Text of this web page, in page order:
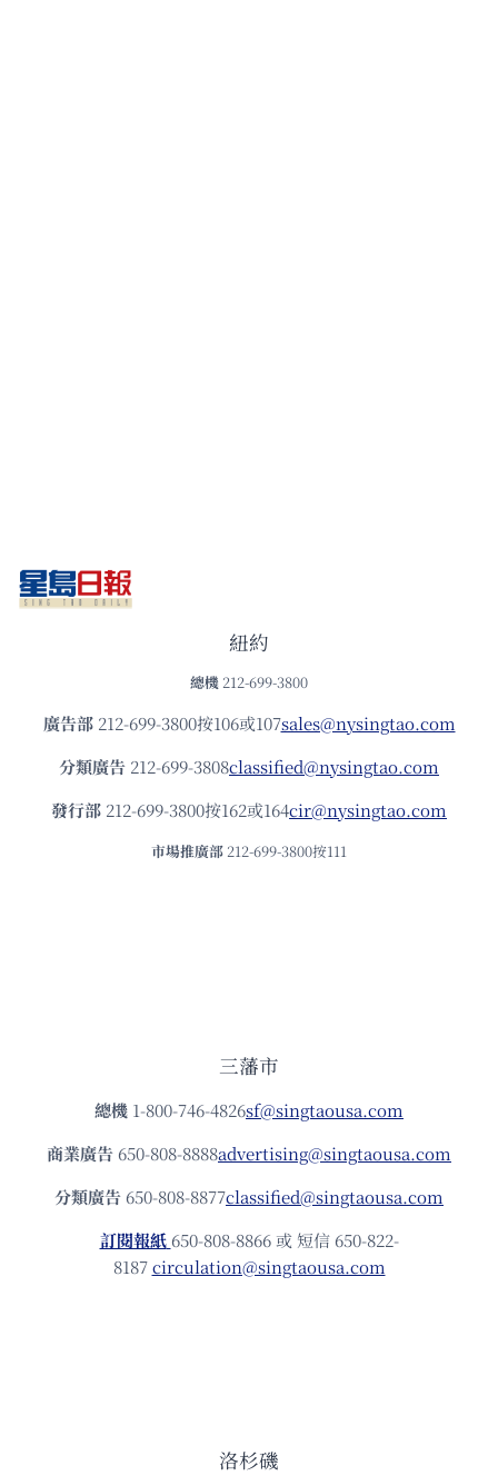
紐約
總機 212-699-3800
廣告部212-699-3800按106或107sales@nysingtao.com
分類廣告 212-699-3808classified@nysingtao.com
發⾏部 212-699-3800按162或164cir@nysingtao.com
市場推廣部 212-699-3800按111
三藩市
總機 1-800-746-4826sf@singtaousa.com
商業廣告 650-808-8888advertising@singtaousa.com
分類廣告 650-808-8877classified@singtaousa.com
訂閱報紙 650-808-8866 或 短信 650-822-
8187circulation@singtaousa.com
洛杉磯